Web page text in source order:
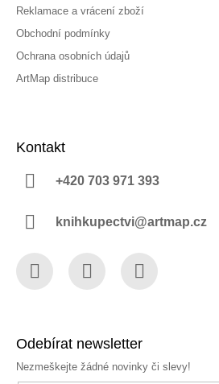
Reklamace a vrácení zboží
Obchodní podmínky
Ochrana osobních údajů
ArtMap distribuce
Kontakt
+420 703 971 393
knihkupectvi@artmap.cz
Odebírat newsletter
Nezmeškejte žádné novinky či slevy!